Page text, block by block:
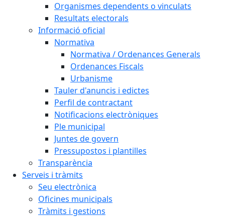
Organismes dependents o vinculats
Resultats electorals
Informació oficial
Normativa
Normativa / Ordenances Generals
Ordenances Fiscals
Urbanisme
Tauler d'anuncis i edictes
Perfil de contractant
Notificacions electròniques
Ple municipal
Juntes de govern
Pressupostos i plantilles
Transparència
Serveis i tràmits
Seu electrònica
Oficines municipals
Tràmits i gestions